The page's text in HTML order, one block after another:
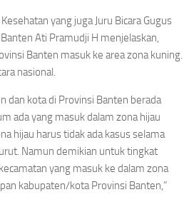
yang juga Juru Bicara Gugus
Ati Pramudji H menjelaskan,
Banten masuk ke area zona kuning.
nasional.
dan kota di Provinsi Banten berada
ada yang masuk dalam zona hijau
hijau harus tidak ada kasus selama
Namun demikian untuk tingkat
yang masuk ke dalam zona
kabupaten/kota Provinsi Banten,”